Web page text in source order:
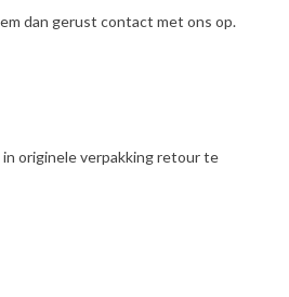
dan gerust contact met ons op.
originele verpakking retour te